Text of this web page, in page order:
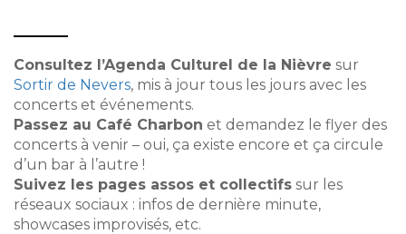
Consultez l’Agenda Culturel de la Nièvre sur
Sortir de Nevers, mis à jour tous les jours avec les
concerts et événements.
Passez au Café Charbon et demandez le flyer des
concerts à venir – oui, ça existe encore et ça circule
d’un bar à l’autre !
Suivez les pages assos et collectifs sur les
réseaux sociaux : infos de dernière minute,
showcases improvisés, etc.